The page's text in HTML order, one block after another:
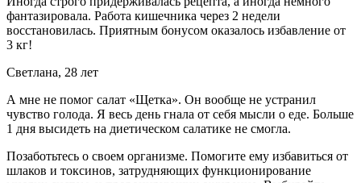
фантазировала. Работа кишечника через 2 недели
восстановилась. Приятным бонусом оказалось избавление от
3 кг!
Светлана, 28 лет
А мне не помог салат «Щетка». Он вообще не устранил
чувство голода. Я весь день гнала от себя мысли о еде. Больше
1 дня высидеть на диетическом салатике не смогла.
Позаботьтесь о своем организме. Помогите ему избавиться от
шлаков и токсинов, затрудняющих функционирование